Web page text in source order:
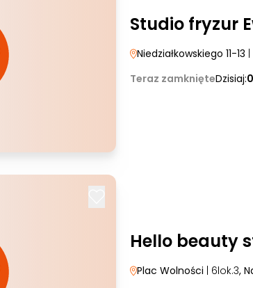
Studio fryzur
Niedziałkowskiego 11-13 |
Teraz zamknięteDzisiaj:
Hello beauty
Plac Wolności | 6lok.3,